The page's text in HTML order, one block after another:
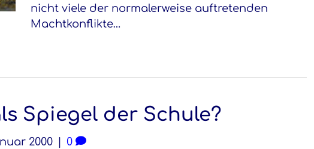
nicht viele der normalerweise auftretenden
Machtkonflikte…
Spiegel der Schule?
2000 0